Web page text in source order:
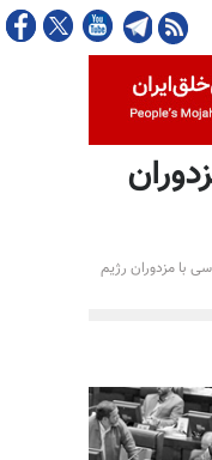
با مزدوران رژیم